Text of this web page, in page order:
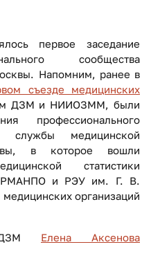
первое заседание
сообщества
Напомним, ранее в
съезде медицинских
ДЗМ и НИИОЗММ, были
профессионального
службы медицинской
в которое вошли
статистики
РМАНПО и РЭУ им. Г. В.
организаций
ДЗМ Елена Аксенова